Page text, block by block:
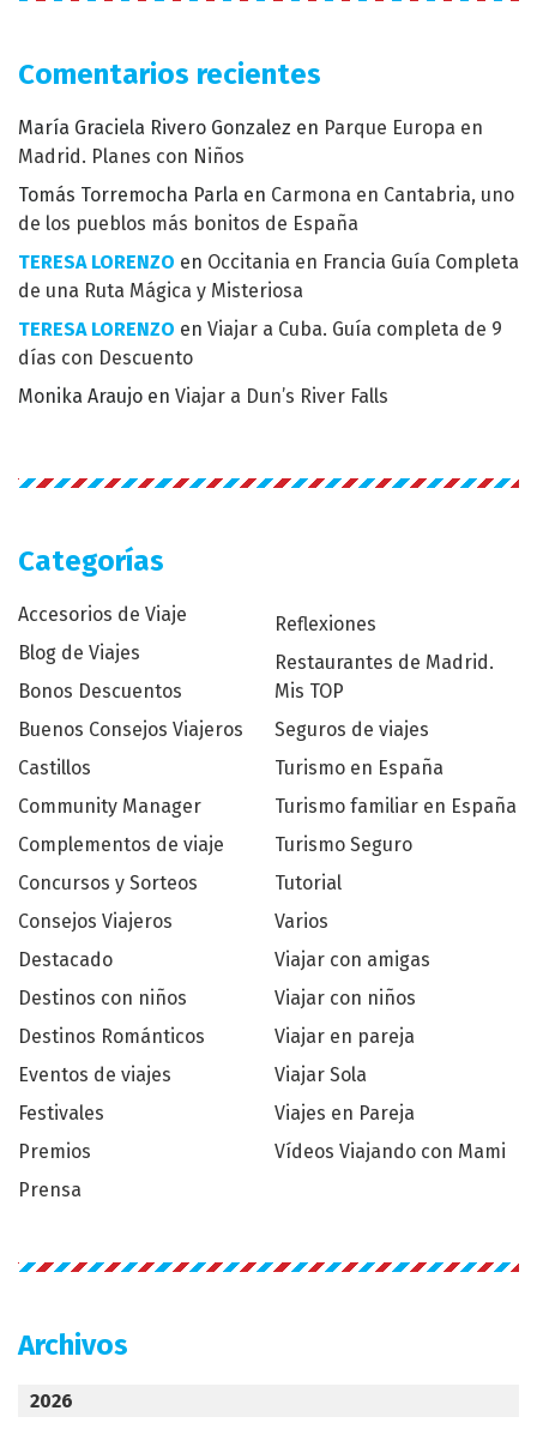
Comentarios recientes
María Graciela Rivero Gonzalez en Parque Europa en
Madrid. Planes con Niños
Tomás Torremocha Parla en Carmona en Cantabria, uno
de los pueblos más bonitos de España
TERESA LORENZO en Occitania en Francia Guía Completa
de una Ruta Mágica y Misteriosa
TERESA LORENZO en Viajar a Cuba. Guía completa de 9
días con Descuento
Monika Araujo en Viajar a Dun’s River Falls
Categorías
Accesorios de Viaje
Blog de Viajes
Bonos Descuentos
Buenos Consejos Viajeros
Castillos
Community Manager
Complementos de viaje
Concursos y Sorteos
Consejos Viajeros
Destacado
Destinos con niños
Destinos Románticos
Eventos de viajes
Festivales
Premios
Prensa
Reflexiones
Restaurantes de Madrid.
Mis TOP
Seguros de viajes
Turismo en España
Turismo familiar en España
Turismo Seguro
Tutorial
Varios
Viajar con amigas
Viajar con niños
Viajar en pareja
Viajar Sola
Viajes en Pareja
Vídeos Viajando con Mami
Archivos
2026